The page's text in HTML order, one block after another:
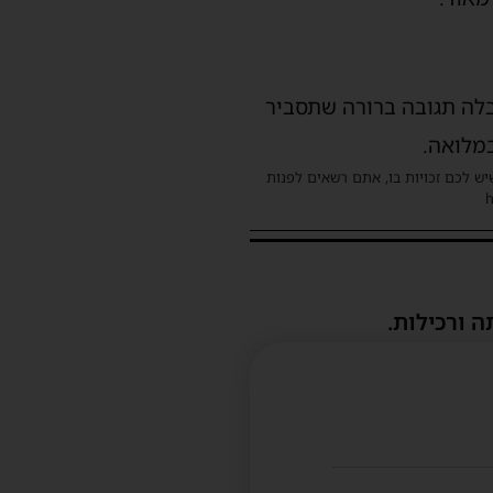
תגובה ברורה שתסביר
לכם זכויות בו, אתם רשאים לפנות
ורכילות.